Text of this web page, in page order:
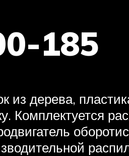
185
из дерева,
Комплектуется